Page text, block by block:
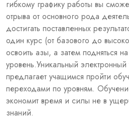
гибкому графику работы вы
отрыва от основного рода
достигать поставленных
один курс (от базового до
освоить азы, а затем подняться
уровень.Уникальный
предлагает учащимся пройти
переходами по уровням.
экономит время и силы не в
знаний.